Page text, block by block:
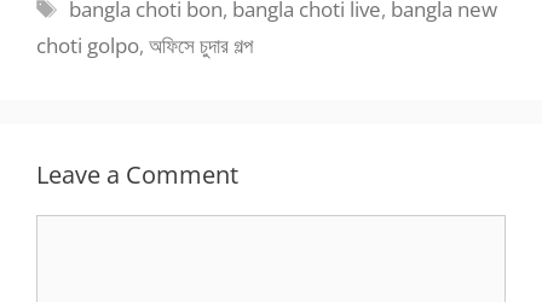
bangla choti bon, bangla choti live, bangla new
choti golpo, অফিসে চুদার গল্প
Leave a Comment